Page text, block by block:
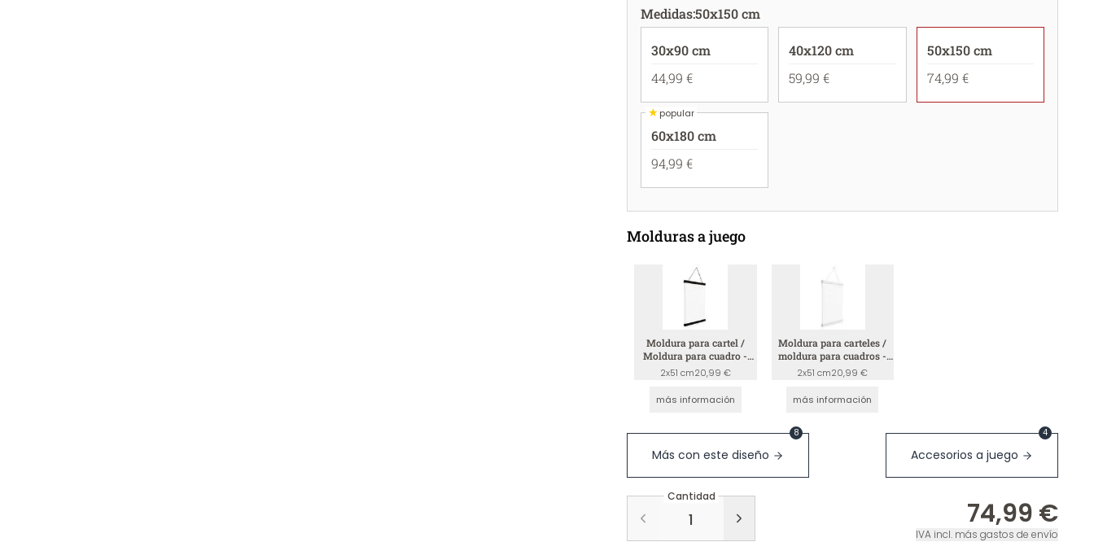
Medidas:50x150 cm
30x90 cm
44,99 €
40x120 cm
59,99 €
50x150 cm
74,99 €
★popular
60x180 cm
94,99 €
Molduras a juego
Moldura para cartel /
Moldura para cuadro -
Negro
2x51 cm20,99 €
más información
Moldura para carteles /
moldura para cuadros -
blanco
2x51 cm20,99 €
más información
Más con este diseño
8
Accesorios a juego
4
Cantidad
74,99 €
IVA incl. más gastos de envío